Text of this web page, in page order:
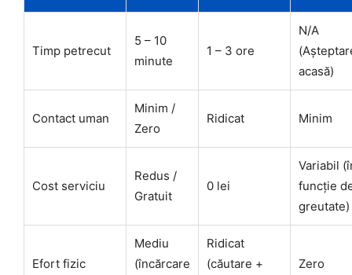
Timp petrecut
5 – 10
minute
1 – 3 ore
N/A
acasă)
Contact uman
Minim /
Zero
Ridicat Minim
Cost serviciu
Redus /
Gratuit
0 lei
Variabil
funcție
greutate)
Efort fizic
Mediu
(încărcare
Ridicat
(căutare +
Zero